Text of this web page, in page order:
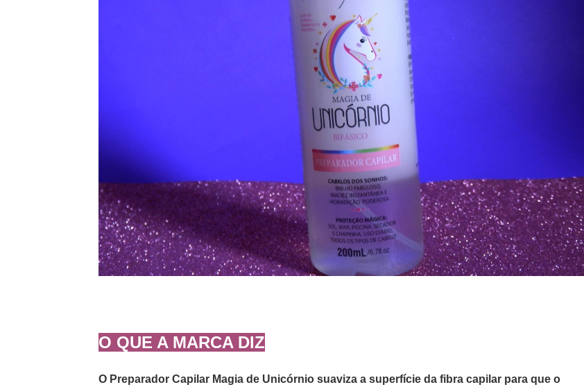
O QUE A MARCA DIZ
O Preparador Capilar Magia de Unicórnio suaviza a superfície da fibra capilar para que o